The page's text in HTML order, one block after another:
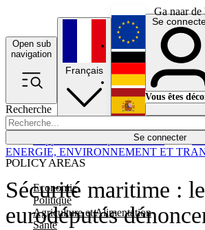
Ga naar
Open sub
navigation
Recherche
Se connecter
POLICY AREAS
Economie
Politique
Agriculture et Alimentation
Santé
Économie
Français
English
Deutsch
Español
Se
Vous êtes
Sécurité maritime :
eurodéputés
ENERGIE, ENVIRONNEMENT ET